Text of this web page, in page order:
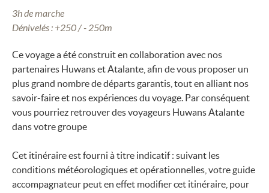
3h de marche
Dénivelés : +250 / - 250m
Ce voyage a été construit en collaboration avec nos
partenaires Huwans et Atalante, afin de vous proposer un
plus grand nombre de départs garantis, tout en alliant nos
savoir-faire et nos expériences du voyage. Par conséquent
vous pourriez retrouver des voyageurs Huwans Atalante
dans votre groupe
Cet itinéraire est fourni à titre indicatif : suivant les
conditions météorologiques et opérationnelles, votre guide
accompagnateur peut en effet modifier cet itinéraire, pour